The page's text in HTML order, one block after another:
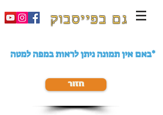
גם בפייסבוק
באם אין תמונה ניתן לראות במפה למטה*
חזור